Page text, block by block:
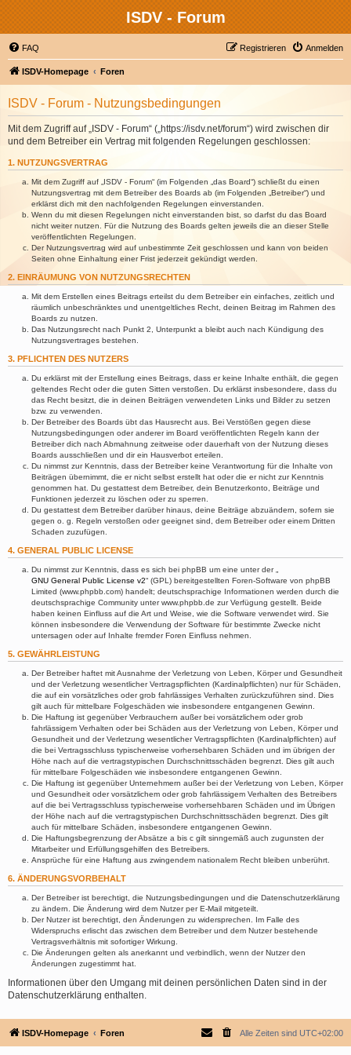
ISDV - Forum
FAQ Anmelden
Registrieren
ISDV-Homepage Foren
ISDV - Forum - Nutzungsbedingungen
Mit dem Zugriff auf „ISDV - Forum“ („https://isdv.net/forum“) wird zwischen dir
und dem Betreiber ein Vertrag mit folgenden Regelungen geschlossen:
1. NUTZUNGSVERTRAG
Mit dem Zugriff auf „ISDV - Forum“ (im Folgenden „das Board“) schließt du einen
Nutzungsvertrag mit dem Betreiber des Boards ab (im Folgenden „Betreiber“) und
erklärst dich mit den nachfolgenden Regelungen einverstanden.
Wenn du mit diesen Regelungen nicht einverstanden bist, so darfst du das Board
nicht weiter nutzen. Für die Nutzung des Boards gelten jeweils die an dieser Stelle
veröffentlichten Regelungen.
Der Nutzungsvertrag wird auf unbestimmte Zeit geschlossen und kann von beiden
Seiten ohne Einhaltung einer Frist jederzeit gekündigt werden.
2. EINRÄUMUNG VON NUTZUNGSRECHTEN
Mit dem Erstellen eines Beitrags erteilst du dem Betreiber ein einfaches, zeitlich und
räumlich unbeschränktes und unentgeltliches Recht, deinen Beitrag im Rahmen des
Boards zu nutzen.
Das Nutzungsrecht nach Punkt 2, Unterpunkt a bleibt auch nach Kündigung des
Nutzungsvertrages bestehen.
3. PFLICHTEN DES NUTZERS
Du erklärst mit der Erstellung eines Beitrags, dass er keine Inhalte enthält, die gegen
geltendes Recht oder die guten Sitten verstoßen. Du erklärst insbesondere, dass du
das Recht besitzt, die in deinen Beiträgen verwendeten Links und Bilder zu setzen
bzw. zu verwenden.
Der Betreiber des Boards übt das Hausrecht aus. Bei Verstößen gegen diese
Nutzungsbedingungen oder anderer im Board veröffentlichten Regeln kann der
Betreiber dich nach Abmahnung zeitweise oder dauerhaft von der Nutzung dieses
Boards ausschließen und dir ein Hausverbot erteilen.
Du nimmst zur Kenntnis, dass der Betreiber keine Verantwortung für die Inhalte von
Beiträgen übernimmt, die er nicht selbst erstellt hat oder die er nicht zur Kenntnis
genommen hat. Du gestattest dem Betreiber, dein Benutzerkonto, Beiträge und
Funktionen jederzeit zu löschen oder zu sperren.
Du gestattest dem Betreiber darüber hinaus, deine Beiträge abzuändern, sofern sie
gegen o. g. Regeln verstoßen oder geeignet sind, dem Betreiber oder einem Dritten
Schaden zuzufügen.
4. GENERAL PUBLIC LICENSE
Du nimmst zur Kenntnis, dass es sich bei phpBB um eine unter der „
GNU General Public License v2“ (GPL) bereitgestellten Foren-Software von phpBB
Limited (www.phpbb.com) handelt; deutschsprachige Informationen werden durch die
deutschsprachige Community unter www.phpbb.de zur Verfügung gestellt. Beide
haben keinen Einfluss auf die Art und Weise, wie die Software verwendet wird. Sie
können insbesondere die Verwendung der Software für bestimmte Zwecke nicht
untersagen oder auf Inhalte fremder Foren Einfluss nehmen.
5. GEWÄHRLEISTUNG
Der Betreiber haftet mit Ausnahme der Verletzung von Leben, Körper und Gesundheit
und der Verletzung wesentlicher Vertragspflichten (Kardinalpflichten) nur für Schäden,
die auf ein vorsätzliches oder grob fahrlässiges Verhalten zurückzuführen sind. Dies
gilt auch für mittelbare Folgeschäden wie insbesondere entgangenen Gewinn.
Die Haftung ist gegenüber Verbrauchern außer bei vorsätzlichem oder grob
fahrlässigem Verhalten oder bei Schäden aus der Verletzung von Leben, Körper und
Gesundheit und der Verletzung wesentlicher Vertragspflichten (Kardinalpflichten) auf
die bei Vertragsschluss typischerweise vorhersehbaren Schäden und im übrigen der
Höhe nach auf die vertragstypischen Durchschnittsschäden begrenzt. Dies gilt auch
für mittelbare Folgeschäden wie insbesondere entgangenen Gewinn.
Die Haftung ist gegenüber Unternehmern außer bei der Verletzung von Leben, Körper
und Gesundheit oder vorsätzlichem oder grob fahrlässigem Verhalten des Betreibers
auf die bei Vertragsschluss typischerweise vorhersehbaren Schäden und im Übrigen
der Höhe nach auf die vertragstypischen Durchschnittsschäden begrenzt. Dies gilt
auch für mittelbare Schäden, insbesondere entgangenen Gewinn.
Die Haftungsbegrenzung der Absätze a bis c gilt sinngemäß auch zugunsten der
Mitarbeiter und Erfüllungsgehilfen des Betreibers.
Ansprüche für eine Haftung aus zwingendem nationalem Recht bleiben unberührt.
6. ÄNDERUNGSVORBEHALT
Der Betreiber ist berechtigt, die Nutzungsbedingungen und die Datenschutzerklärung
zu ändern. Die Änderung wird dem Nutzer per E-Mail mitgeteilt.
Der Nutzer ist berechtigt, den Änderungen zu widersprechen. Im Falle des
Widerspruchs erlischt das zwischen dem Betreiber und dem Nutzer bestehende
Vertragsverhältnis mit sofortiger Wirkung.
Die Änderungen gelten als anerkannt und verbindlich, wenn der Nutzer den
Änderungen zugestimmt hat.
Informationen über den Umgang mit deinen persönlichen Daten sind in der
Datenschutzerklärung enthalten.
ISDV-Homepage Foren Alle Zeiten sind UTC+02:00